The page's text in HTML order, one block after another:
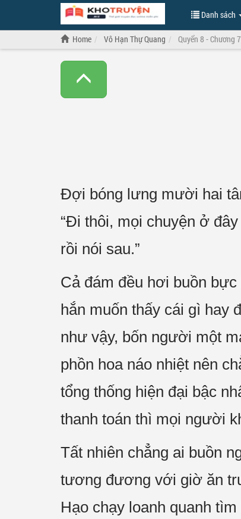
Danh sách
Home Vô Hạn Thự Quang Quyển 8 - Chương
Đợi bóng lưng mười hai
“Đi thôi, mọi chuyện ở
rồi nói sau.”
Cả đám đều hơi buồn
hắn muốn thấy cái gì hay
như vậy, bốn người một
phồn hoa náo nhiệt nên
tổng thống hiện đại bậc
thanh toán thì mọi người
Tất nhiên chẳng ai buồn
tương đương với giờ ăn
Hạo chạy loanh quanh